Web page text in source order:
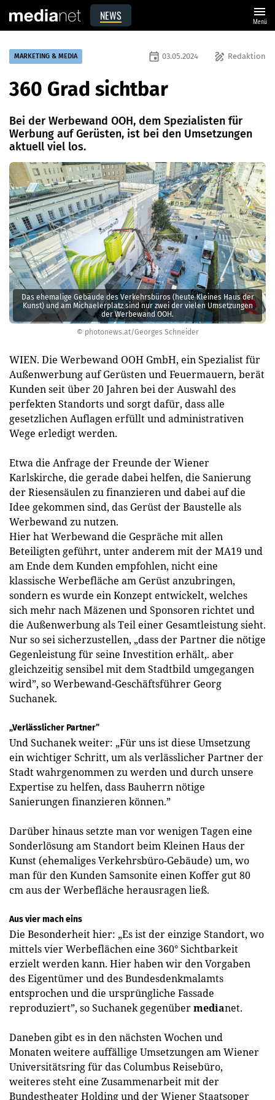
NEWS menu
Menü
© photonews.at/Georges Schneider
Das ehemalige Gebäude des Verkehrsbüros (heute Kleines Haus der
Kunst) und am Michaelerplatz sind nur zwei der vielen Umsetzungen
der Werbewand OOH.
MARKETING & MEDIA draw Redaktion
event 03.05.2024
360 Grad sichtbar
Bei der Werbewand OOH, dem Spezialisten für
Werbung auf Gerüsten, ist bei den Umsetzungen
aktuell viel los.
WIEN. Die Werbewand OOH GmbH, ein Spezialist für
Außenwerbung auf Gerüsten und Feuermauern, berät
Kunden seit über 20 Jahren bei der Auswahl des
perfekten Standorts und sorgt dafür, dass alle
gesetzlichen Auflagen erfüllt und administrativen
Wege erledigt werden.
Etwa die Anfrage der Freunde der Wiener
Karlskirche, die gerade dabei helfen, die Sanierung
der Riesensäulen zu finanzieren und dabei auf die
Idee gekommen sind, das Gerüst der Baustelle als
Werbewand zu nutzen.
Hier hat Werbewand die Gespräche mit allen
Beteiligten geführt, unter anderem mit der MA19 und
am Ende dem Kunden empfohlen, nicht eine
klassische Werbefläche am Gerüst anzubringen,
sondern es wurde ein Konzept entwickelt, welches
sich mehr nach Mäzenen und Sponsoren richtet und
die Außenwerbung als Teil einer Gesamtleistung sieht.
Nur so sei sicherzustellen, „dass der Partner die nötige
Gegenleistung für seine Investition erhält,. aber
gleichzeitig sensibel mit dem Stadtbild umgegangen
wird”, so Werbewand-Geschäftsführer Georg
Suchanek.
„Verlässlicher Partner”
Und Suchanek weiter: „Für uns ist diese Umsetzung
ein wichtiger Schritt, um als verlässlicher Partner der
Stadt wahrgenommen zu werden und durch unsere
Expertise zu helfen, dass Bauherrn nötige
Sanierungen finanzieren können.”
Darüber hinaus setzte man vor wenigen Tagen eine
Sonderlösung am Standort beim Kleinen Haus der
Kunst (ehemaliges Verkehrsbüro-Gebäude) um, wo
man für den Kunden Samsonite einen Koffer gut 80
cm aus der Werbefläche herausragen ließ.
Aus vier mach eins
Die Besonderheit hier: „Es ist der einzige Standort, wo
mittels vier Werbeflächen eine 360° Sichtbarkeit
erzielt werden kann. Hier haben wir den Vorgaben
des Eigentümer und des Bundesdenkmalamts
entsprochen und die ursprüngliche Fassade
reproduziert”, so Suchanek gegenübermedianet.
Daneben gibt es in den nächsten Wochen und
Monaten weitere auffällige Umsetzungen am Wiener
Universitätsring für das Columbus Reisebüro,
weiteres steht eine Zusammenarbeit mit der
Bundestheater Holding und der Wiener Staatsoper